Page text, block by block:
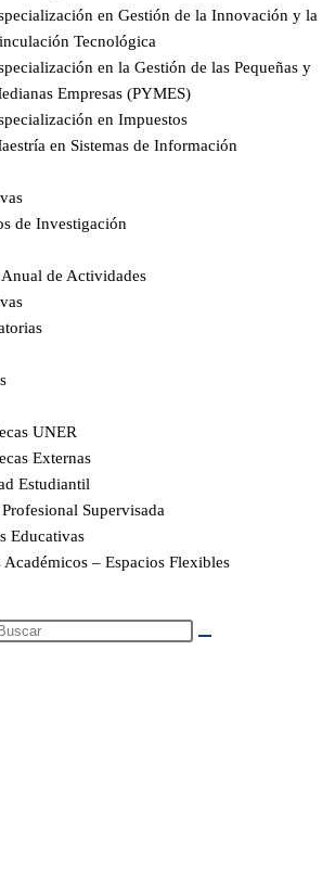
en Gestión de la Innovación y la
Tecnológica
en la Gestión de las Pequeñas y
Empresas (PYMES)
en Impuestos​
en Sistemas de Información
de Investigación
de Actividades
UNER
Externas
Estudiantil
Supervisada
Educativas
Académicos – Espacios Flexibles